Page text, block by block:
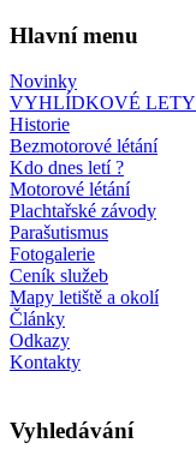
Hlavní menu
Novinky
VYHLÍDKOVÉ LETY
Historie
Bezmotorové létání
Kdo dnes letí ?
Motorové létání
Plachtařské závody
Parašutismus
Fotogalerie
Ceník služeb
Mapy letiště a okolí
Články
Odkazy
Kontakty
Vyhledávání